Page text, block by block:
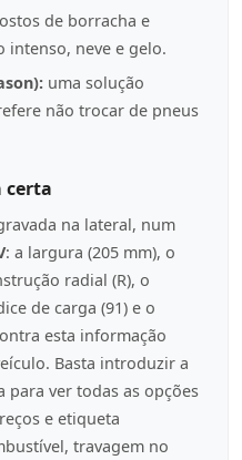
de borracha e
intenso, neve e gelo.
uma solução
não trocar de pneus
certa
na lateral, num
: a largura (205 mm), o
radial (R), o
de carga (91) e o
esta informação
Basta introduzir a
para ver todas as opções
e etiqueta
travagem no